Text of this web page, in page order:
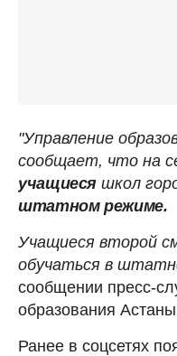
"Управление
сообщает, что на
учащиеся школ
штатном режиме.
Учащиеся второй
обучаться в
сообщении пресс-
образования
Ранее в соцсетях